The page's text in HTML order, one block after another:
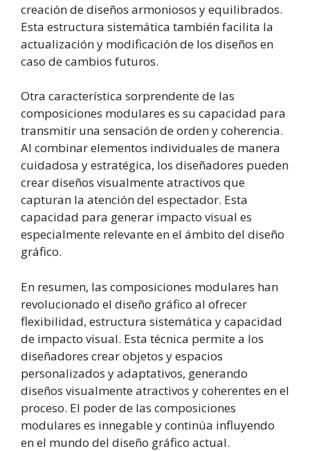
creación de diseños armoniosos y equilibrados.
Esta estructura sistemática también facilita la
actualización y modificación de los diseños en
caso de cambios futuros.
Otra característica sorprendente de las
composiciones modulares es su capacidad para
transmitir una sensación de orden y coherencia.
Al combinar elementos individuales de manera
cuidadosa y estratégica, los diseñadores pueden
crear diseños visualmente atractivos que
capturan la atención del espectador. Esta
capacidad para generar impacto visual es
especialmente relevante en el ámbito del diseño
gráfico.
En resumen, las composiciones modulares han
revolucionado el diseño gráfico al ofrecer
flexibilidad, estructura sistemática y capacidad
de impacto visual. Esta técnica permite a los
diseñadores crear objetos y espacios
personalizados y adaptativos, generando
diseños visualmente atractivos y coherentes en el
proceso. El poder de las composiciones
modulares es innegable y continúa influyendo
en el mundo del diseño gráfico actual.